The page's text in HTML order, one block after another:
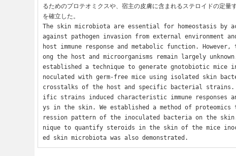
るためのプロテオミクスや、宿主の皮膚に含まれるステロイドの定量
を確立した。
The skin microbiota are essential for homeostasis by
against pathogen invasion from external environment
host immune response and metabolic function.
ong the host and microorganisms remain largely
established a technique to generate gnotobiotic
noculated with germ-free mice using isolated skin
crosstalks of the host and specific bacterial strains.
ific strains induced characteristic immune responses
ys in the skin. We established a method of proteomics
ression pattern of the inoculated bacteria on the
nique to quantify steroids in the skin of the mice
ed skin microbiota was also demonstrated.